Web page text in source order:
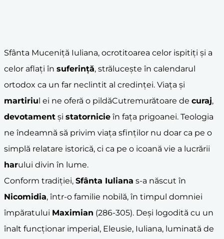
Sfânta Muceniță Iuliana, ocrotitoarea celor ispitiți și a
celor aflați în suferință, strălucește în calendarul
ortodox ca un far neclintit al credinței. Viața și
martiriul ei ne oferă o pildăCutremurătoare de curaj,
devotament și statornicie în fața prigoanei. Teologia
ne îndeamnă să privim viața sfinților nu doar ca pe o
simplă relatare istorică, ci ca pe o icoană vie a lucrării
harului divin în lume.
Conform tradiției, Sfânta Iuliana s-a născut în
Nicomidia, într-o familie nobilă, în timpul domniei
împăratului Maximian (286-305). Deși logodită cu un
înalt funcționar imperial, Eleusie, Iuliana, luminată de